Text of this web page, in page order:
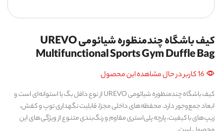
کیف باشگاه چندمنظوره شیائومی UREVO
Multifunctional Sports Gym Duffle Bag
16 کاربر در حال مشاهده این محصول
کیف باشگاه چندمنظوره شیائومی UREVO از نوع دافل بگ یا استوانه‌ای است و
ابعاد جمع‌وجور دارد. محفظه‌های داخلی مجزا، قابلیت نگهداری توپ و کفش،
زیپ‌های با کیفیت، پارچه پلی‌استری مقاوم و رنگ‌بندی متنوع از ویژگی‌های این